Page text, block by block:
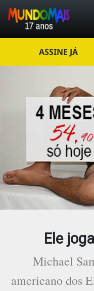
ASSINE JÁ
Ele
Michael
americano dos